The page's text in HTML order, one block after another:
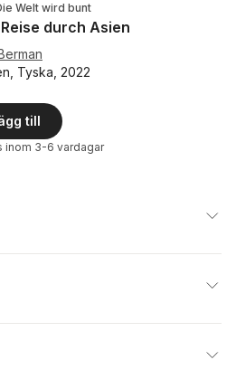
Welt wird bunt
durch Asien
Tyska, 2022
till
inom 3-6 vardagar